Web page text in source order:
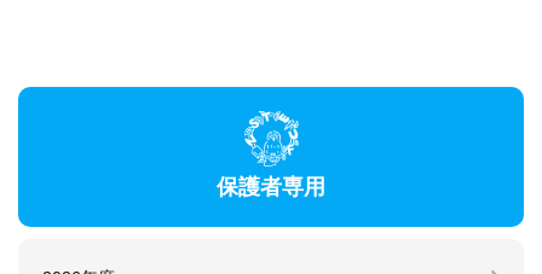
保護者専用